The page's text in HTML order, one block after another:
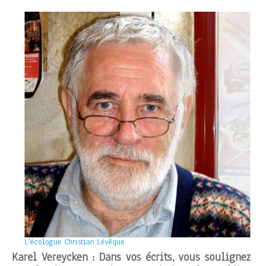
L’écologue Christian Lévêque.
Karel Vereycken : Dans vos écrits, vous soulignez